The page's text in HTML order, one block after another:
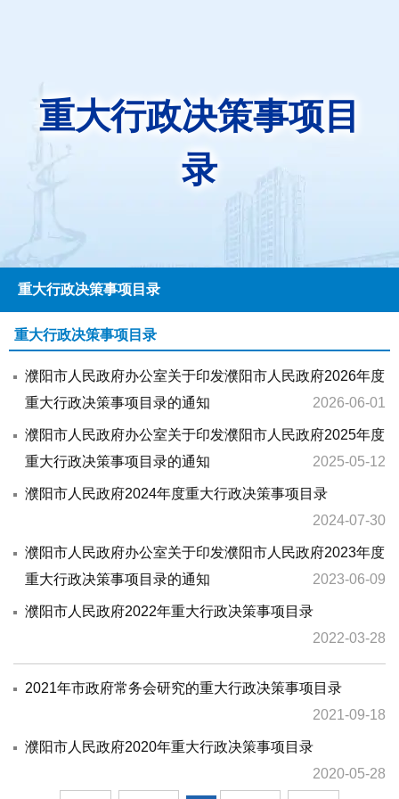
重大行政决策事项目
录
重大行政决策事项目录
重大行政决策事项目录
濮阳市人民政府办公室关于印发濮阳市人民政府2026年度
重大行政决策事项目录的通知
2026-06-01
濮阳市人民政府办公室关于印发濮阳市人民政府2025年度
重大行政决策事项目录的通知
2025-05-12
濮阳市人民政府2024年度重大行政决策事项目录
2024-07-30
濮阳市人民政府办公室关于印发濮阳市人民政府2023年度
重大行政决策事项目录的通知
2023-06-09
濮阳市人民政府2022年重大行政决策事项目录
2022-03-28
2021年市政府常务会研究的重大行政决策事项目录
2021-09-18
濮阳市人民政府2020年重大行政决策事项目录
2020-05-28